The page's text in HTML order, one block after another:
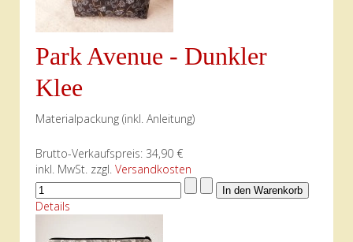
Park Avenue - Dunkler
Klee
Materialpackung (inkl. Anleitung)
Brutto-Verkaufspreis: 34,90 €
inkl. MwSt. zzgl. Versandkosten
Details